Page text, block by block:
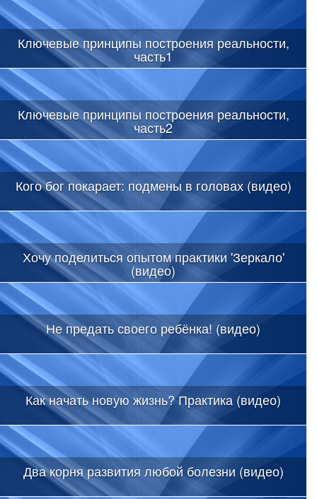
Ключевые принципы построения реальности,
часть1
Ключевые принципы построения реальности,
часть2
Кого бог покарает: подмены в головах (видео)
Хочу поделиться опытом практики 'Зеркало'
(видео)
Не предать своего ребёнка! (видео)
Как начать новую жизнь? Практика (видео)
Два корня развития любой болезни (видео)